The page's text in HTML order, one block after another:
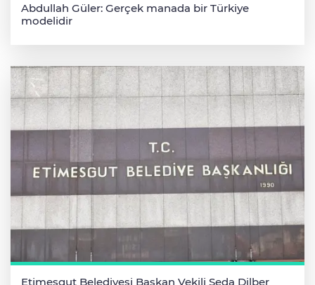
Abdullah Güler: Gerçek manada bir Türkiye
modelidir
Etimesgut Belediyesi Başkan Vekili Seda Dilber